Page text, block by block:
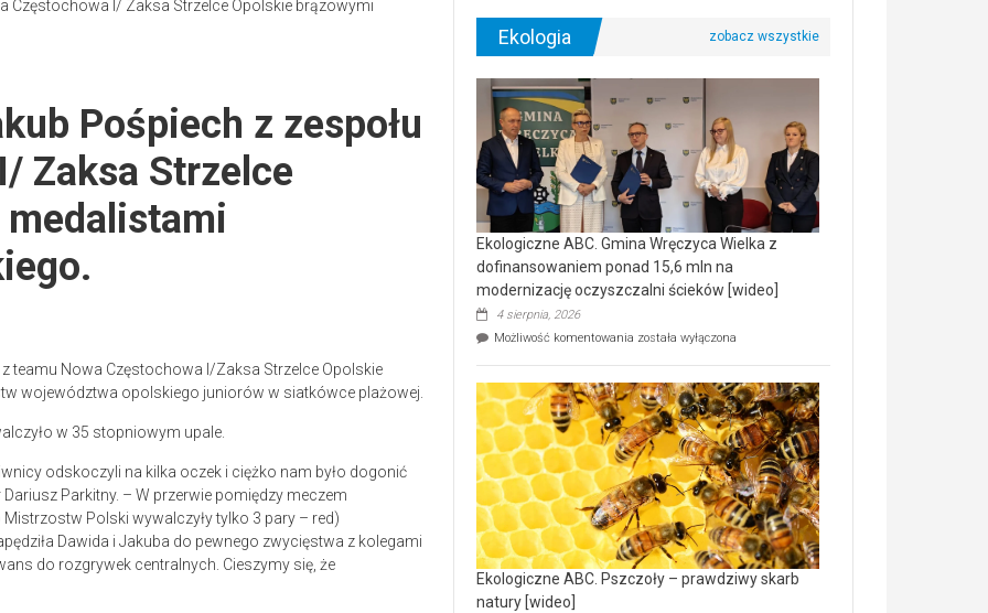
Pośpiech z zespołu
Zaksa Strzelce
teamu Nowa Częstochowa I/Zaksa Strzelce Opolskie
województwa opolskiego juniorów w siatkówce plażowej.
w 35 stopniowym upale.
odskoczyli na kilka oczek i ciężko nam było dogonić
Parkitny. – W przerwie pomiędzy meczem
Polski wywalczyły tylko 3 pary – red)
Dawida i Jakuba do pewnego zwycięstwa z kolegami
do rozgrywek centralnych. Cieszymy się, że
Ekologia
Ekologiczne ABC. Gmina Wręczyca Wielka z
dofinansowaniem ponad 15,6 mln na
modernizację oczyszczalni ścieków [wideo]
4 sierpnia, 2026
Możliwość komentowania Ekologiczne
Wręczyca
Wielka
z
dofinansowaniem
ponad
15,6
mln
na
modernizację
oczyszczalni
ścieków
[wideo]
została wyłączona
Ekologiczne ABC. Pszczoły – prawdziwy skarb
natury [wideo]